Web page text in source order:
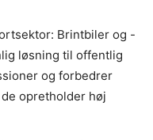
Brintbiler og -
løsning til offentlig
og forbedrer
opretholder høj